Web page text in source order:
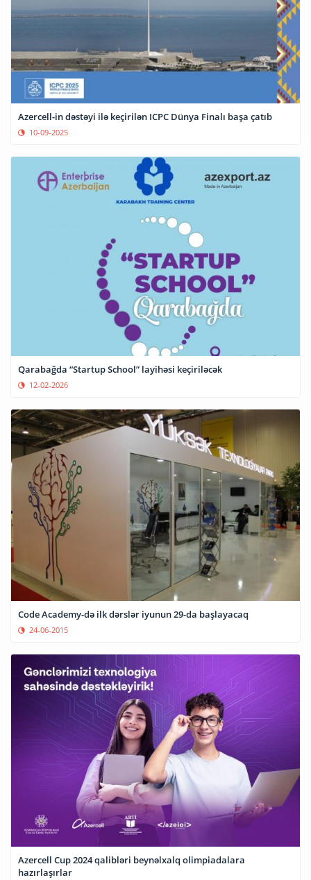
Azercell-in dəstəyi ilə keçirilən ICPC Dünya Finalı başa çatıb
10-09-2025
Qarabağda “Startup School” layihəsi keçiriləcək
12-02-2026
Code Academy-də ilk dərslər iyunun 29-da başlayacaq
24-06-2015
Azercell Cup 2024 qalibləri beynəlxalq olimpiadalara
hazırlaşırlar